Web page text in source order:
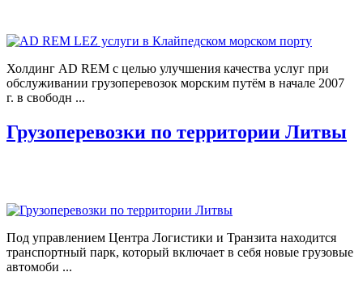
Холдинг AD REM с целью улучшения качества услуг при
обслуживании грузоперевозок морским путём в начале 2007
г. в свободн ...
Грузоперевозки по территории Литвы
Под управлением Центра Логистики и Транзита находится
транспортный парк, который включает в себя новые грузовые
автомоби ...